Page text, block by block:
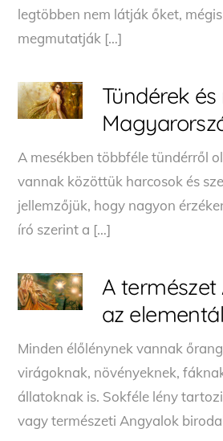
legtöbben nem látják őket,
megmutatják […]
Tündérek
A mesékben többféle tündérről
vannak közöttük harcosok és
jellemzőjük, hogy nagyon
író szerint a […]
A
az
Minden élőlénynek vannak
virágoknak, növényeknek,
állatoknak is. Sokféle lény
vagy természeti Angyalok